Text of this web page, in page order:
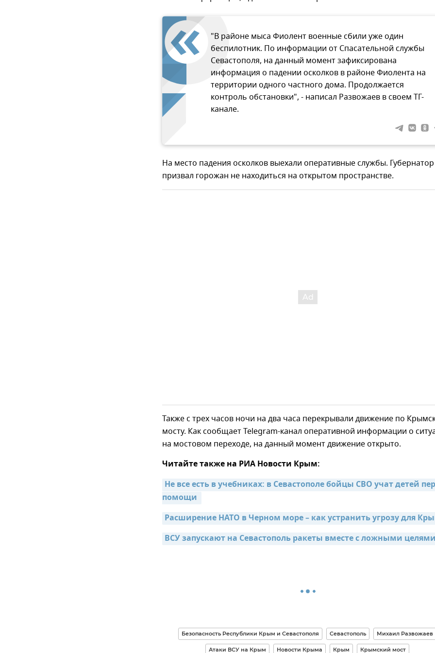
"В районе мыса Фиолент военные сбили уже один
беспилотник. По информации от Спасательной службы
Севастополя, на данный момент зафиксирована
информация о падении осколков в районе Фиолента на
территории одного частного дома. Продолжается
контроль обстановки", - написал Развожаев в своем ТГ-
канале.
На место падения осколков выехали оперативные службы. Губернатор
призвал горожан не находиться на открытом пространстве.
Также с трех часов ночи на два часа перекрывали движение по
мосту. Как сообщает Telegram-канал оперативной информации о
на мостовом переходе, на данный момент движение открыто.
Читайте также на РИА Новости Крым:
Не все есть в учебниках: в Севастополе бойцы СВО учат детей
помощи
Расширение НАТО в Черном море – как устранить угрозу для
ВСУ запускают на Севастополь ракеты вместе с ложными целями
Безопасность Республики Крым и Севастополя Севастополь Михаил Развожаев
Атаки ВСУ на Крым Новости Крыма Крым Крымский мост